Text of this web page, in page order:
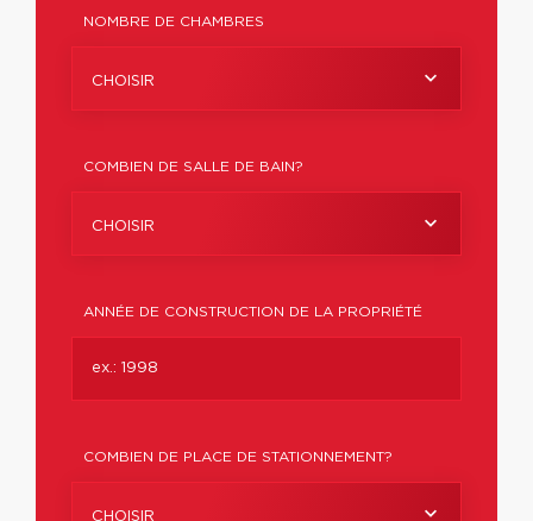
NOMBRE DE CHAMBRES
CHOISIR
COMBIEN DE SALLE DE BAIN?
CHOISIR
ANNÉE DE CONSTRUCTION DE LA PROPRIÉTÉ
COMBIEN DE PLACE DE STATIONNEMENT?
CHOISIR